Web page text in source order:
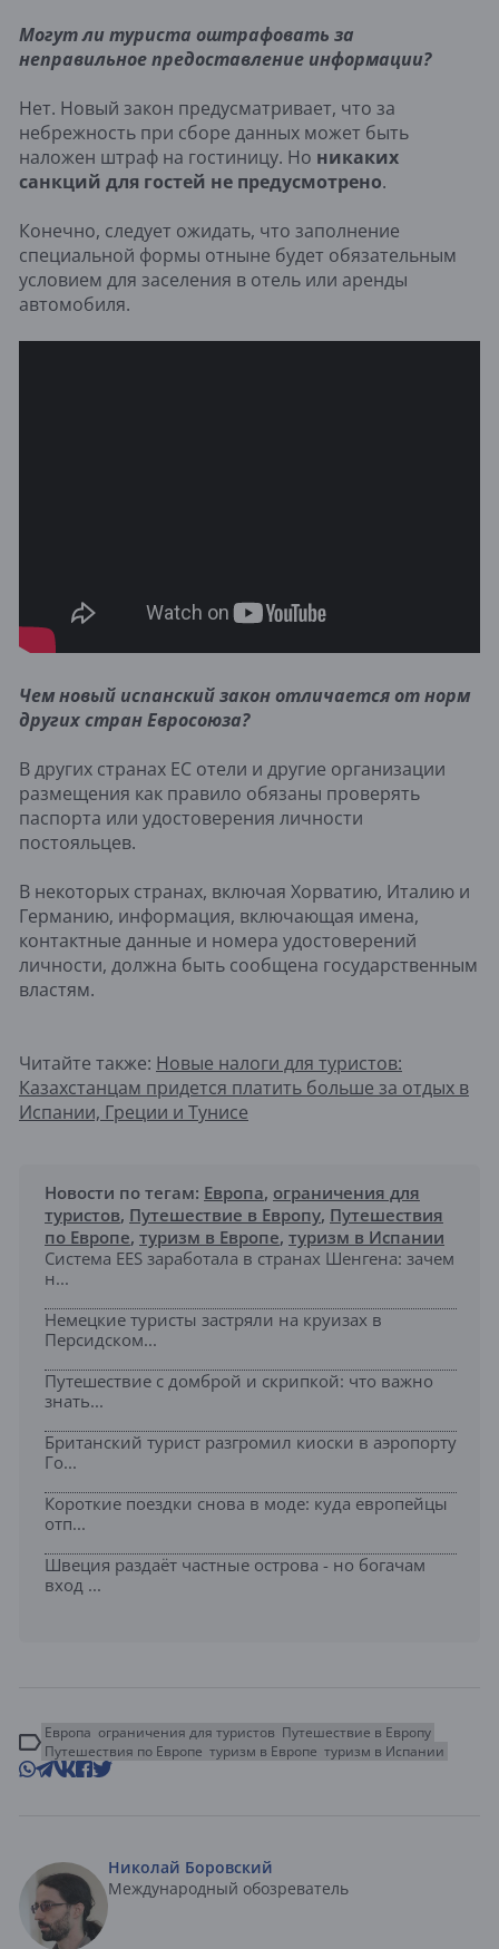
Могут ли туриста оштрафовать за
неправильное предоставление информации?
Нет. Новый закон предусматривает, что за
небрежность при сборе данных может быть
наложен штраф на гостиницу. Но никаких
санкций для гостей не предусмотрено.
Конечно, следует ожидать, что заполнение
специальной формы отныне будет обязательным
условием для заселения в отель или аренды
автомобиля.
Чем новый испанский закон отличается от норм
других стран Евросоюза?
В других странах ЕС отели и другие организации
размещения как правило обязаны проверять
паспорта или удостоверения личности
постояльцев.
В некоторых странах, включая Хорватию, Италию и
Германию, информация, включающая имена,
контактные данные и номера удостоверений
личности, должна быть сообщена государственным
властям.
Читайте также: Новые налоги для туристов:
Казахстанцам придется платить больше за отдых в
Испании, Греции и Тунисе
Новости по тегам: Европа, ограничения для
туристов, Путешествие в Европу, Путешествия
по Европе, туризм в Европе, туризм в Испании
Система EES заработала в странах Шенгена: зачем
н...
Немецкие туристы застряли на круизах в
Персидском...
Путешествие с домброй и скрипкой: что важно
знать...
Британский турист разгромил киоски в аэропорту
Го...
Короткие поездки снова в моде: куда европейцы
отп...
Швеция раздаёт частные острова - но богачам
вход ...
Европа ограничения для туристов Путешествие в Европу
Путешествия по Европе туризм в Европе туризм в Испании
Николай Боровский
Международный обозреватель